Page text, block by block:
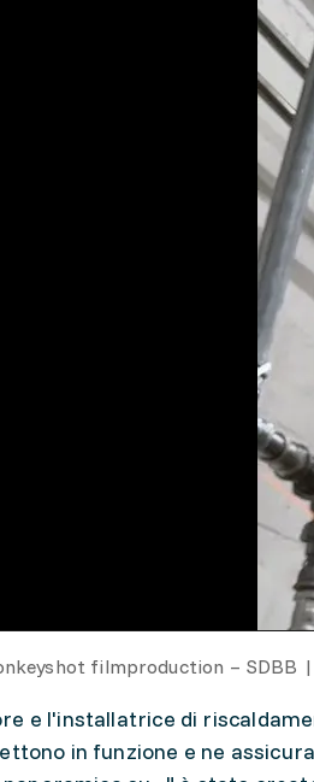
filmproduction – SDBB |
e l'installatrice di
in funzione e ne